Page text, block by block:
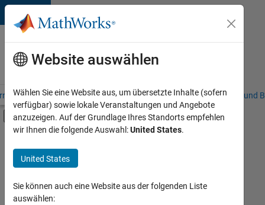
Weiter zum Inhalt
Karriere
bei
MathWorks
– Übersicht Stellensuche Niederlassungen Studierende und
Umschaltung für Off-Canvas-
Hauptinhalt
Programm für Berufseinsteiger (EDG)
Business Applications and Tools
Web Applications and Services
+2
Website auswählen
Wählen Sie eine Website aus, um übersetzte Inhalte (sofern
verfügbar) sowie lokale Veranstaltungen und Angebote
anzuzeigen. Auf der Grundlage Ihres Standorts empfehlen
wir Ihnen die folgende Auswahl:United States.
United States
Sie können auch eine Website aus der folgenden Liste
auswählen: